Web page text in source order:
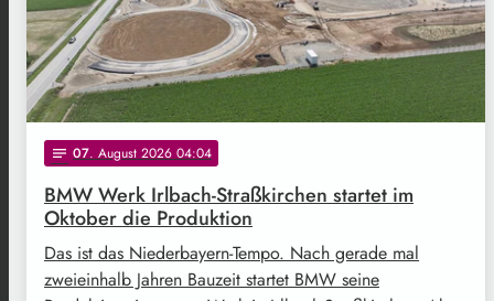
notes 07. August 2026 04:04
BMW Werk Irlbach-Straßkirchen startet im
Oktober die Produktion
Das ist das Niederbayern-Tempo. Nach gerade mal
zweieinhalb Jahren Bauzeit startet BMW seine